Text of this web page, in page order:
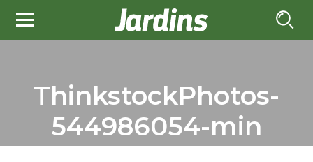
ThinkstockPhotos-
544986054-min